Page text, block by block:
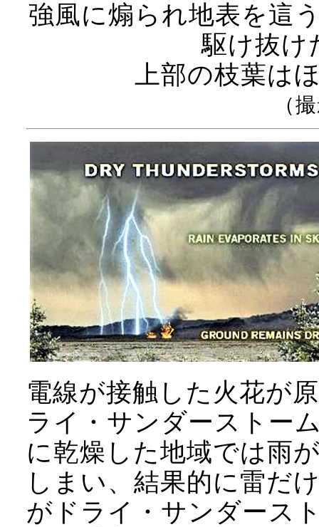
強風に煽られ地表を這
駆け抜け
上部の枝葉は
（
電線が接触した火花が
ライ・サンダーストー
に乾燥した地域では雨
しまい、結果的に雷だ
がドライ・サンダース